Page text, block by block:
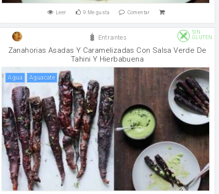
Leer 9 Me gusta Comentar
Entrantes
SIN
GLUTEN
Zanahorias Asadas Y Caramelizadas Con Salsa Verde De
Tahini Y Hierbabuena
agua Aguacate